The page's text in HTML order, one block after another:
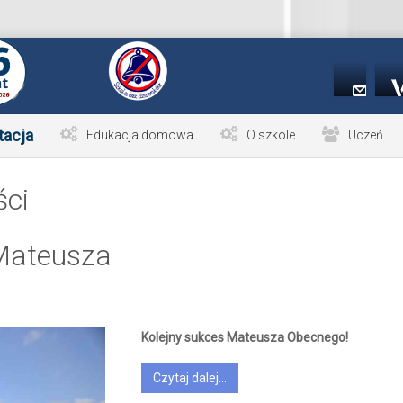
Edukacja domowa O szkole Uczeń
Kolejny sukces Mateusza Obecnego!
Czytaj dalej...